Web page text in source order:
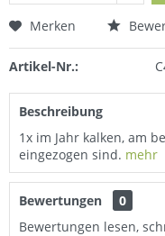
Merken
Artikel-Nr.:
Beschreibung
1x im Jahr kalken, am
eingezogen sind. mehr
Bewertungen
0
Bewertungen lesen,